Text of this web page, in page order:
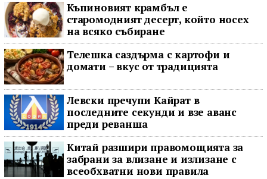
Къпиновият крамбъл е
старомодният десерт, който носех
на всяко събиране
Телешка саздърма с картофи и
домати – вкус от традицията
Левски пречупи Кайрат в
последните секунди и взе аванс
преди реванша
Китай разшири правомощията за
забрани за влизане и излизане с
всеобхватни нови правила